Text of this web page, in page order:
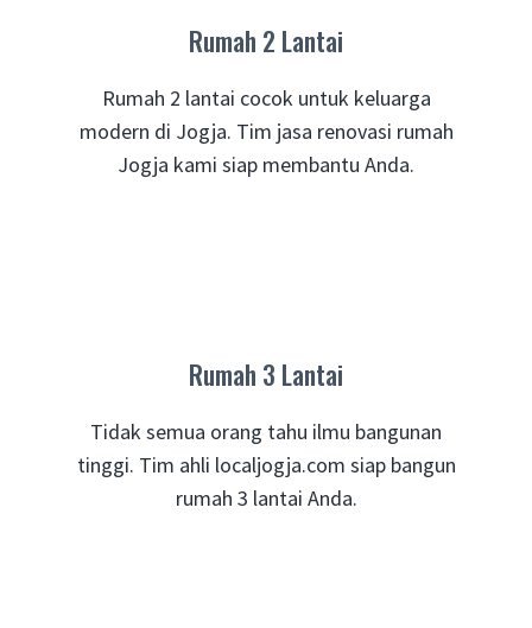
Rumah 2 Lantai
Rumah 2 lantai cocok untuk keluarga
modern di Jogja. Tim jasa renovasi rumah
Jogja kami siap membantu Anda.
Rumah 3 Lantai
Tidak semua orang tahu ilmu bangunan
tinggi. Tim ahli localjogja.com siap bangun
rumah 3 lantai Anda.